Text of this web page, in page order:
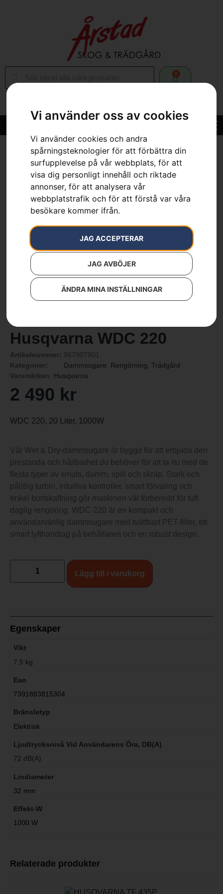
Vi använder oss av cookies
Vi använder cookies och andra
spårningsteknologier för att förbättra din
surfupplevelse på vår webbplats, för att
visa dig personligt innehåll och riktade
annonser, för att analysera vår
webbplatstrafik och för att förstå var våra
besökare kommer ifrån.
JAG ACCEPTERAR
JAG AVBÖJER
ÄNDRA MINA INSTÄLLNINGAR
0
»Webbutik» Husqvarna WDC 220
Husqvarna WDC 220
Artikelnummer: 967907901
Kategorier:
Dammsugare Rengörning Trädgård
Varumärken
Husqvarna
2 490 kr
WDC 220, 20 Liter, 1000W
Vår Wet & Dry-dammsugare är byggd för att erbjuda den
prestanda och hållbarhet du behöver för att ta itu med de
flesta typer av smuts, damm, spill och skräp. Stark och
pålitlig turbin, intuitiva kontroller, smart förvaring och
enkel bortskaffning gör maskinen väl förberedd för tuff
daglig rengöring. WDC 220 är en kompakt och
användarvänlig dammsugare med tvättbart PET-filter, ett
smart lyfthandtag på behållaren och en robust design.
Lägg till i varukorg
Egenskaper
Vikt
7.5 kg
Ean
7391883815304
Bränsletyp
Elektrisk
Ljudtrycksnivå Vid Användarens Öra, DB(A)
72 dB(A)
Lindiameter
32 mm
Effekt-W
1000 W
Relaterade produkter